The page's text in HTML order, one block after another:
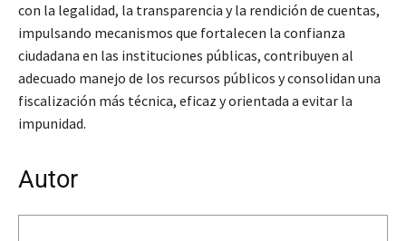
con la legalidad, la transparencia y la rendición de cuentas,
impulsando mecanismos que fortalecen la confianza
ciudadana en las instituciones públicas, contribuyen al
adecuado manejo de los recursos públicos y consolidan una
fiscalización más técnica, eficaz y orientada a evitar la
impunidad.
Autor